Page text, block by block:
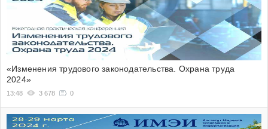
«Изменения трудового законодательства. Охрана труда
2024»
13:48 3 678 0